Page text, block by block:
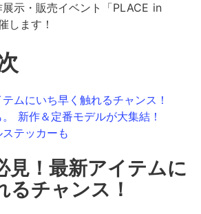
示・販売イベント「PLACE in
します！
ムにいち早く触れるチャンス！
新作＆定番モデルが大集結！
テッカーも
見！最新アイテムに
るチャンス！